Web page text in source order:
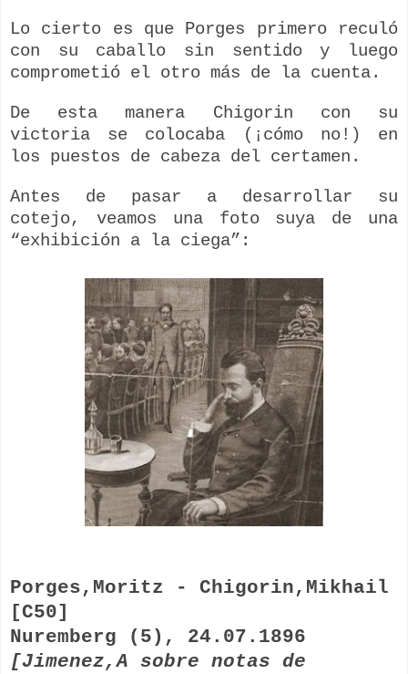
Lo cierto es que Porges primero reculó
con su caballo sin sentido y luego
comprometió el otro más de la cuenta.
De esta manera Chigorin con su
victoria se colocaba (¡cómo no!) en
los puestos de cabeza del certamen.
Antes de pasar a desarrollar su
cotejo, veamos una foto suya de una
“exhibición a la ciega”:
Porges,Moritz - Chigorin,Mikhail
[C50]
Nuremberg (5), 24.07.1896
[Jimenez,A sobre notas de